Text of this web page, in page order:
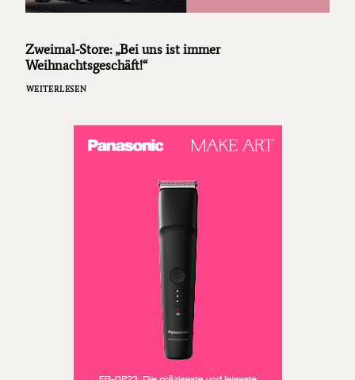
Zweimal-Store: „Bei uns ist immer
Weihnachtsgeschäft!“
WEITERLESEN